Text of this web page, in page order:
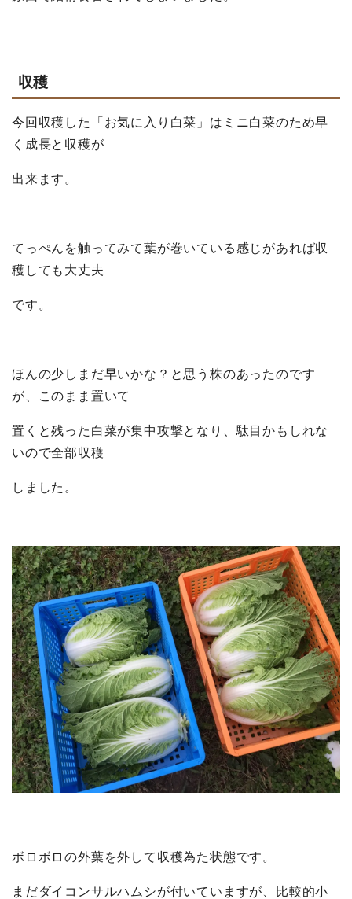
収穫
今回収穫した「お気に入り白菜」はミニ白菜のため早
く成長と収穫が
出来ます。
てっぺんを触ってみて葉が巻いている感じがあれば収
穫しても大丈夫
です。
ほんの少しまだ早いかな？と思う株のあったのです
が、このまま置いて
置くと残った白菜が集中攻撃となり、駄目かもしれな
いので全部収穫
しました。
ボロボロの外葉を外して収穫為た状態です。
まだダイコンサルハムシが付いていますが、比較的小